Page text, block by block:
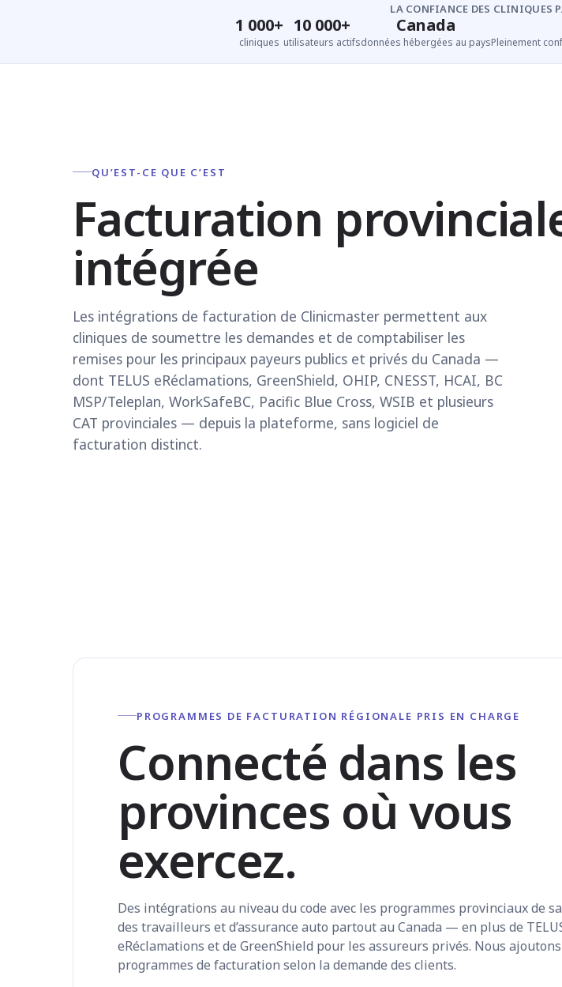
LA CONFIANCE DES CLINIQUES
1 000+
cliniques
10 000+
utilisateurs actifs
Canada
données hébergées au paysPleinement
QU’EST-CE QUE C’EST
Facturation
intégrée
Les intégrations de facturation de Clinicmaster permettent aux
cliniques de soumettre les demandes et de comptabiliser les
remises pour les principaux payeurs publics et privés du Canada —
dont TELUS eRéclamations, GreenShield, OHIP, CNESST, HCAI, BC
MSP/Teleplan, WorkSafeBC, Pacific Blue Cross, WSIB et plusieurs
CAT provinciales — depuis la plateforme, sans logiciel de
facturation distinct.
PROGRAMMES DE FACTURATION RÉGIONALE PRIS EN CHARGE
Connecté dans les
provinces où vous
exercez.
Des intégrations au niveau du code avec les programmes provinciaux de
des travailleurs et d’assurance auto partout au Canada — en plus de
eRéclamations et de GreenShield pour les assureurs privés. Nous
programmes de facturation selon la demande des clients.